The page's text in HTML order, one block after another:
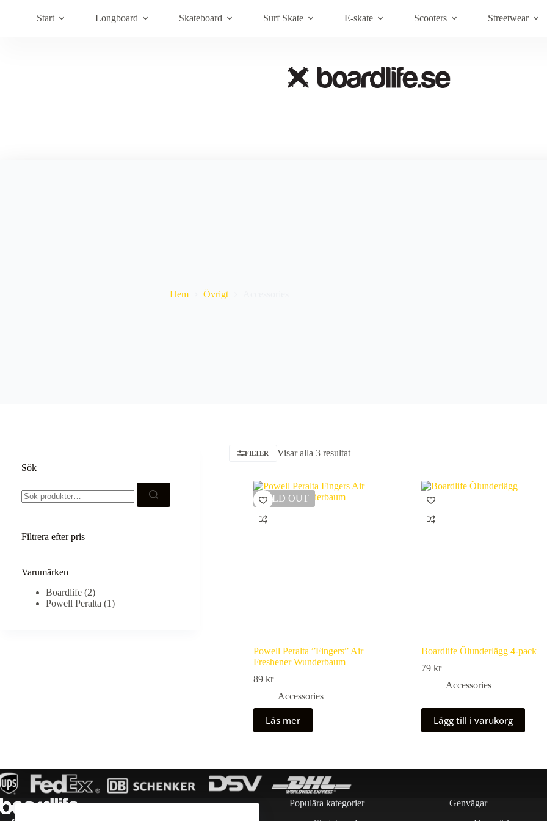
Brands Om Boardlife
Start Longboard Skateboard Surf Skate E-skate Scooters Streetwear
Hem Övrigt
FILTER Visar alla 3 resultatSortera
SOLD OUT
Powell Peralta ”Fingers” Air
Freshener Wunderbaum
89 kr
Accessories
Läs mer
Boardlife Ölunderlägg 4-pack
79 kr
Accessories
Lägg till i varukorg
Sök
efter:
Filtrera efter pris
Varumärken
Boardlife (2)
Powell Peralta (1)
Populära kategorier
Genvägar